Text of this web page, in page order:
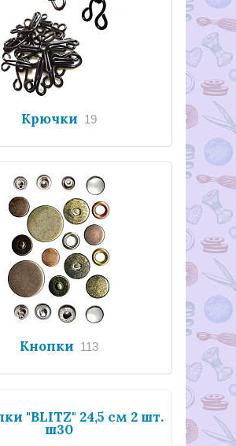
Крючки 19
Кнопки 113
"BLITZ" 24,5 см 2 шт.
ш30